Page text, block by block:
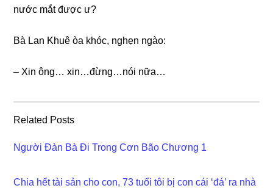
nước mắt được ư?
Bà Lan Khuê òa khóc, nghẹn ngào:
– Xin ông… xin…đừng…nói nữa…
Related Posts
Người Đàn Bà Đi Trong Cơn Bão Chương 1
Chia hết tài sản cho con, 73 tuổi tôi bị con cái ‘đá’ ra nhà